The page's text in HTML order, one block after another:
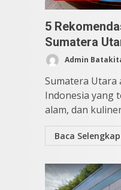
5
Sumatera
Admin
Sumatera Utara
Indonesia yang
alam, dan
Baca